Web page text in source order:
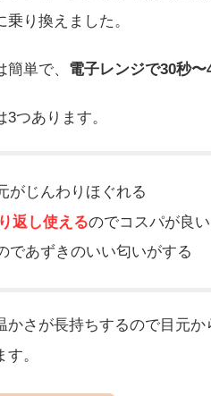
り換えました。
単で、 電子レンジで30秒
つあります。
がじんわりほぐれる
返し使えるのでコスパが良い
であずきのいい匂いがする
さが長持ちするので目元か
。